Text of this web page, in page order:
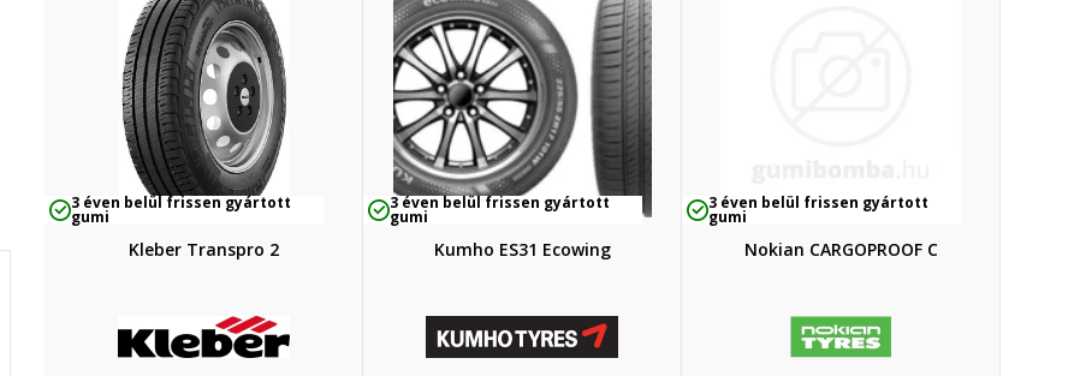
3 éven belül frissen gyártott
gumi
Kleber Transpro 2
3 éven belül frissen gyártott
gumi
Kumho ES31 Ecowing
3 éven belül frissen gyártott
gumi
Nokian CARGOPROOF C